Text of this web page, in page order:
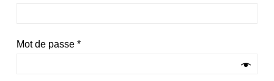
Mot de passe *Obligatoire